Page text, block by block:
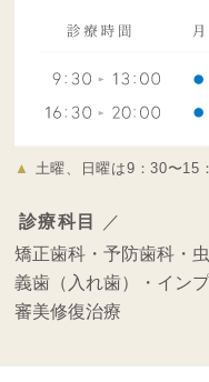
▲ 土曜、日曜は9：30〜15
診療科目
／
矯正歯科・予防歯科・
義歯（入れ歯）・ イン
審美修復治療